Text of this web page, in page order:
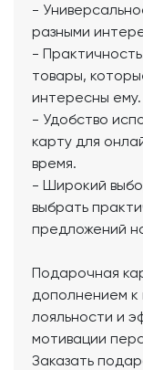
-
разными
-
товары,
интересны ему.
- Удобство
карту для
время.
- Широкий
выбрать
предложений
Подарочная
дополнением к
лояльности и
мотивации
Заказать